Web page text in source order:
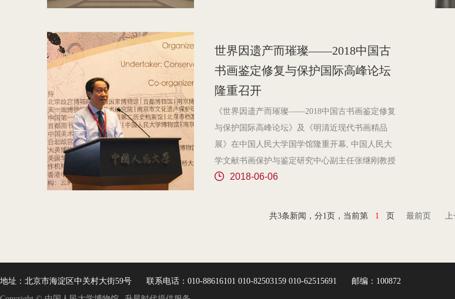
业大学博物馆，中国地质大学（北京）博物馆，北
京服装学院民族服饰博物馆，中央民族大学民族博
物馆，北京舞蹈学院中国舞蹈博物馆，对外经济贸
易大学档案馆、校史馆、博物馆，北京工商大学档
案馆、校史馆，中国政法大学博物馆群，北京交通
大学档案馆，北京外国语大学档案馆、校史馆、世
界语言博物馆，北京工业大学校史馆，首都经济贸
易大学档案馆、校史馆，北京交通大学大学生机械
世界因遗产而璀璨——2018中国古
书画鉴定修复与保护国际高峰论坛
隆重召开
《世界因遗产而璀璨——2018中国古书画鉴定修复
与保护国际高峰论坛》及《明清近现代书画精品
展》在中国人民大学国学馆隆重开幕, 中国人民大
学文献书画保护与鉴定研究中心副主任张继刚教授
做成果报告中国人民大学文献书画保护与鉴定研究
2016年首届《世界因遗产而璀璨——中国古书画鉴
2018-06-06
共3条新闻，分1页，当前第 1 页 最前页 上
地址：北京市海淀区中关村大街59号 联系电话：010-88616101 010-82503159 010-62515691
邮编：100872